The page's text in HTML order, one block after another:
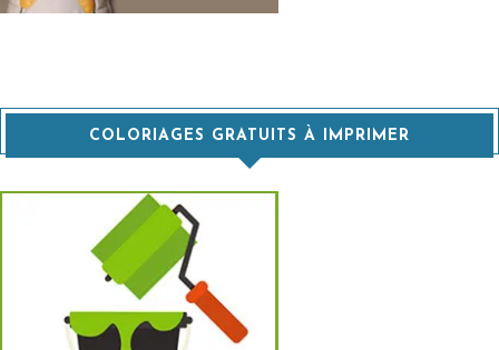
COLORIAGES GRATUITS À IMPRIMER